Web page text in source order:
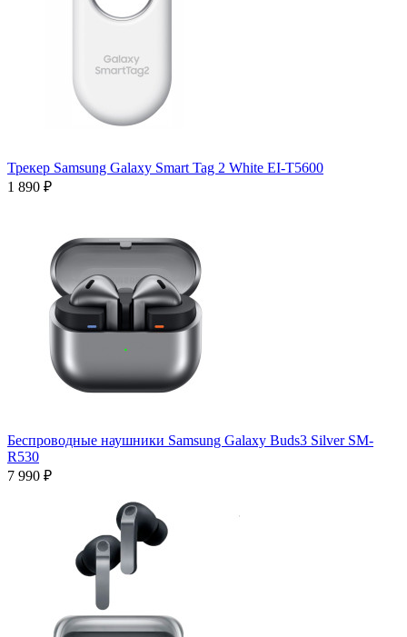
Трекер Samsung Galaxy Smart Tag 2 White EI-T5600
1 890 ₽
Беспроводные наушники Samsung Galaxy Buds3 Silver SM-
R530
7 990 ₽